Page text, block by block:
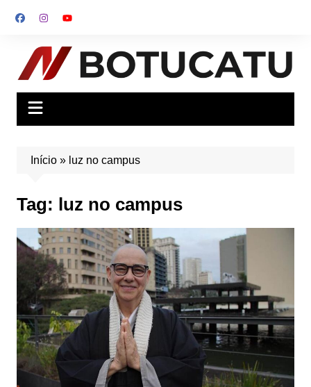
para
conteúdo
Início» luz no campus
Tag: luz no campus